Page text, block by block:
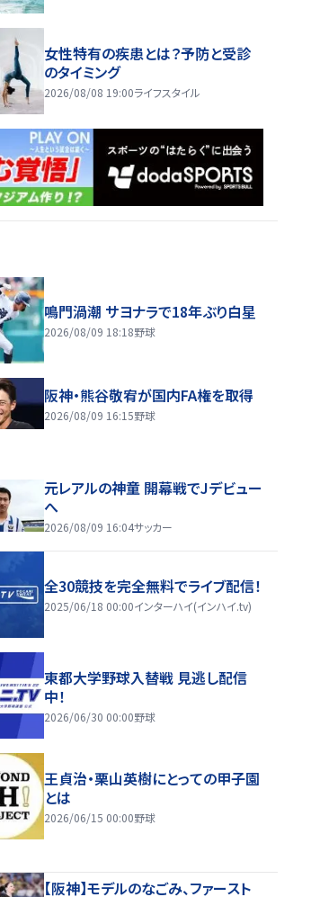
女性特有の疾患とは？予防と受診
のタイミング
2026/08/08 19:00ライフスタイル
鳴門渦潮 サヨナラで18年ぶり白星
2026/08/09 18:18野球
阪神・熊谷敬宥が国内FA権を取得
2026/08/09 16:15野球
元レアルの神童 開幕戦でJデビュー
へ
2026/08/09 16:04サッカー
全30競技を完全無料でライブ配信！
2025/06/18 00:00インターハイ(インハイ.tv)
東都大学野球入替戦 見逃し配信
中！
2026/06/30 00:00野球
王貞治・栗山英樹にとっての甲子園
とは
2026/06/15 00:00野球
【阪神】モデルのなごみ、ファースト